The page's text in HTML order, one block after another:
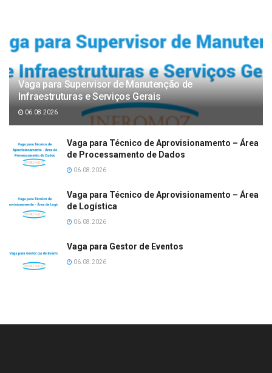
Vaga para Supervisor de Manutenção de
Infraestruturas e Serviços Gerais
06.08.2026
Vaga para Técnico de Aprovisionamento – Área
de Processamento de Dados
06.08.2026
Vaga para Técnico de Aprovisionamento – Área
de Logística
06.08.2026
Vaga para Gestor de Eventos
06.08.2026